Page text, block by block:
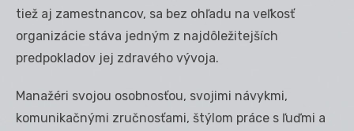
tiež aj zamestnancov, sa bez ohľadu na veľkosť
organizácie stáva jedným z najdôležitejších
predpokladov jej zdravého vývoja.
Manažéri svojou osobnosťou, svojimi návykmi,
komunikačnými zručnosťami, štýlom práce s ľuďmi a